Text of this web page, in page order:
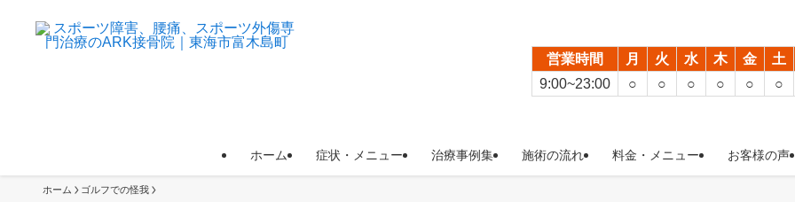
ホーム 症状・メニュー 治療事例集 施術の流れ 料金・メニュー お客様の声
営業時間 月 火 水 木 金
土
9:00~23:00
○ ○ ○ ○ ○ ○
ホーム ゴルフでの怪我